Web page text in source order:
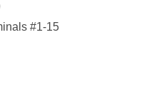
#1-15